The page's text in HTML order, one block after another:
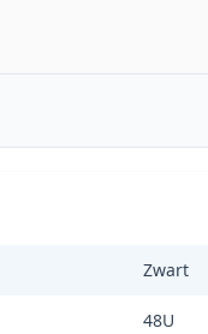
Zwart
48U